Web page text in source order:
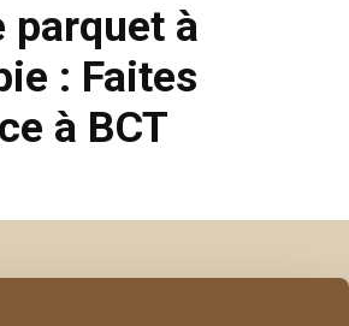
parquet à
: Faites
à BCT